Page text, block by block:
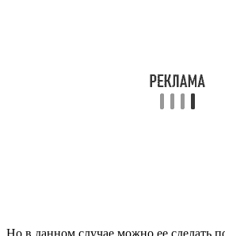
Но в данном случае можно ее сделать